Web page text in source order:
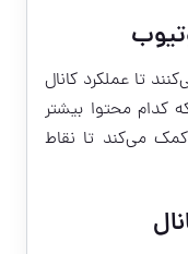
تا عملکرد کانال
کدام محتوا بیشتر
می‌کند تا نقاط